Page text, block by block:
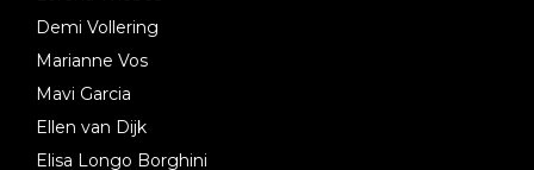
Demi Vollering
Marianne Vos
Mavi Garcia
Ellen van Dijk
Elisa Longo Borghini